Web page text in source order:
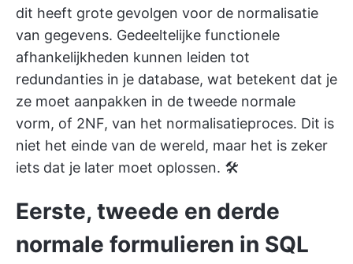
dit heeft grote gevolgen voor de normalisatie
van gegevens. Gedeeltelijke functionele
afhankelijkheden kunnen leiden tot
redundanties in je database, wat betekent dat je
ze moet aanpakken in de tweede normale
vorm, of 2NF, van het normalisatieproces. Dit is
niet het einde van de wereld, maar het is zeker
iets dat je later moet oplossen. 🛠️
Eerste, tweede en derde
normale formulieren in SQL